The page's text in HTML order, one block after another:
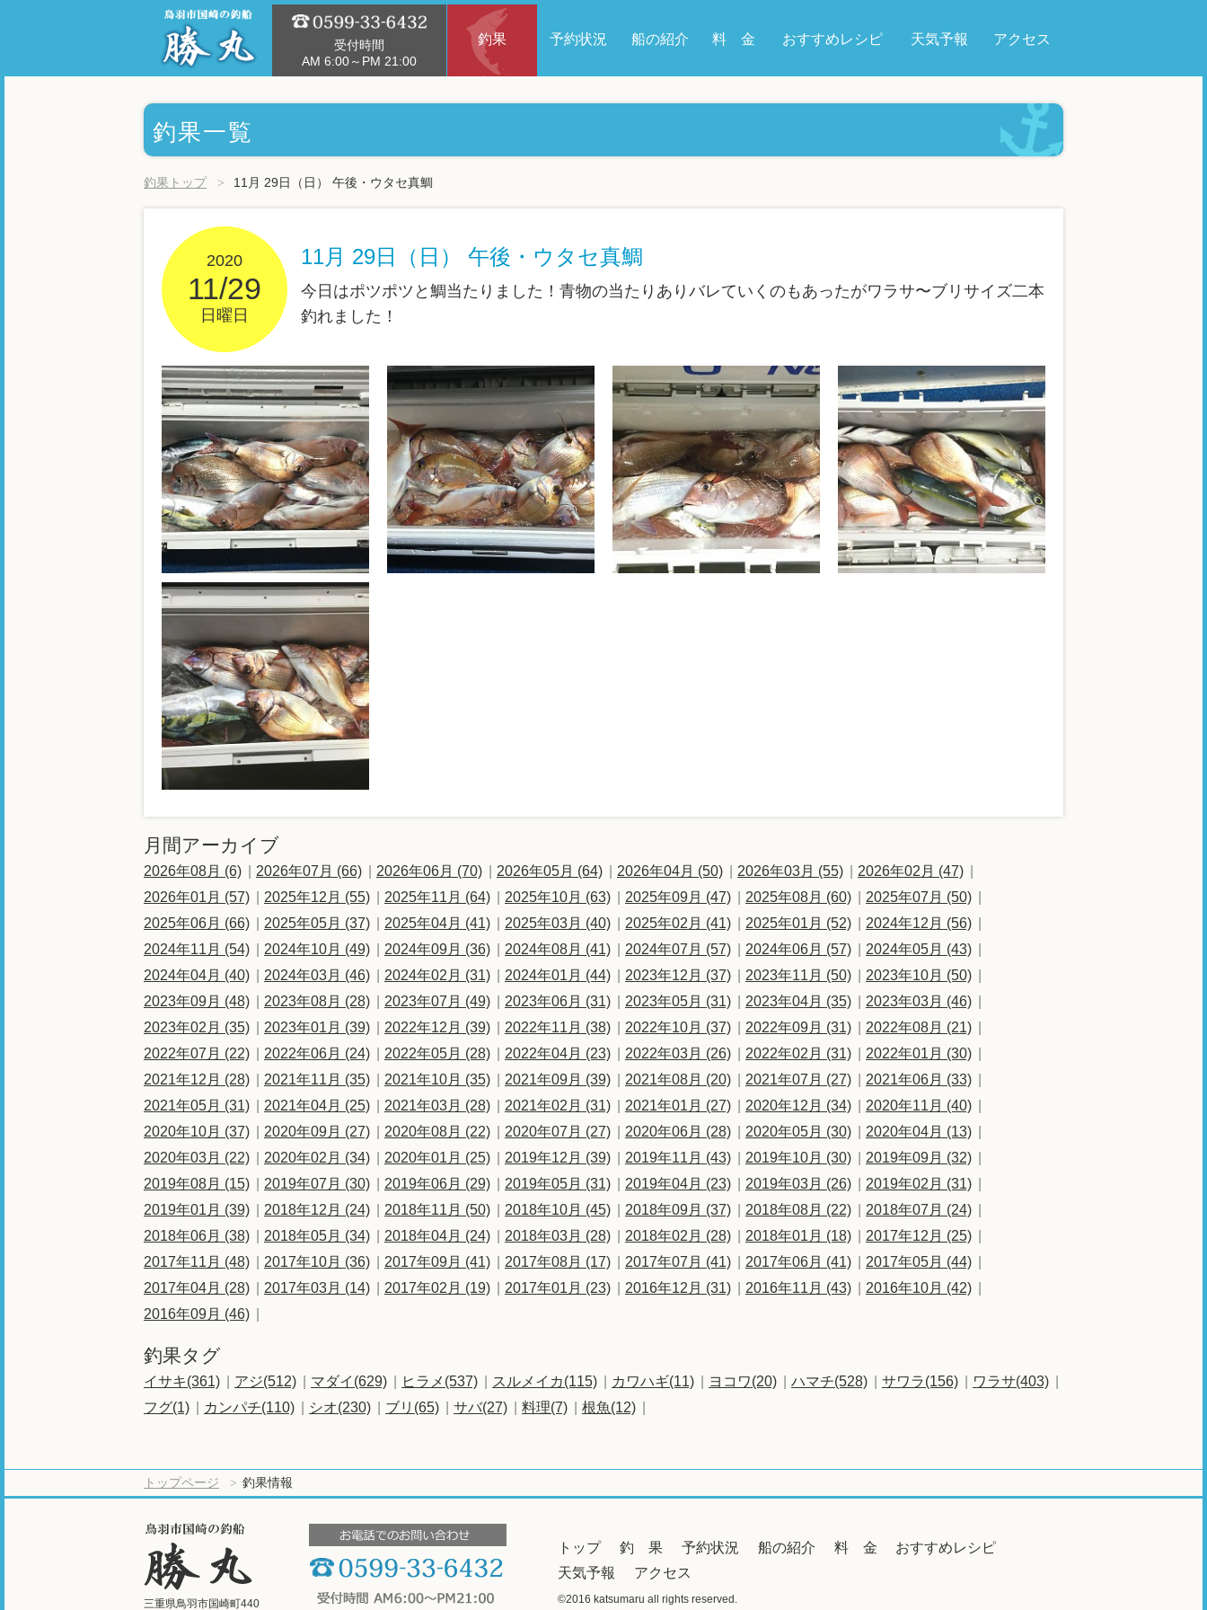
受付時間
AM 6:00～PM 21:00
釣果 予約状況 船の紹介 料 金 おすすめレシピ 天気予報 アクセス
釣果一覧
釣果トップ 11月 29日（日） 午後・ウタセ真鯛
2020
11/29
日曜日
11月 29日（日） 午後・ウタセ真鯛
今日はポツポツと鯛当たりました！青物の当たりありバレていくのもあったがワラサ〜ブリサイズ二本
釣れました！
月間アーカイブ
2026年08月 (6) 2026年07月 (66) 2026年06月 (70) 2026年05月 (64) 2026年04月 (50) 2026年03月 (55)
2026年02月 (47)
2026年01月 (57)
2025年12月 (55) 2025年11月 (64) 2025年10月 (63) 2025年09月 (47) 2025年08月 (60)
2025年07月 (50)
2025年06月 (66)
2025年05月 (37) 2025年04月 (41) 2025年03月 (40) 2025年02月 (41) 2025年01月 (52)
2024年12月 (56)
2024年11月 (54)
2024年10月 (49) 2024年09月 (36) 2024年08月 (41) 2024年07月 (57) 2024年06月 (57)
2024年05月 (43)
2024年04月 (40)
2024年03月 (46) 2024年02月 (31) 2024年01月 (44) 2023年12月 (37) 2023年11月 (50)
2023年10月 (50)
2023年09月 (48)
2023年08月 (28) 2023年07月 (49) 2023年06月 (31) 2023年05月 (31) 2023年04月 (35)
2023年03月 (46)
2023年02月 (35)
2023年01月 (39) 2022年12月 (39) 2022年11月 (38) 2022年10月 (37) 2022年09月 (31)
2022年08月 (21)
2022年07月 (22)
2022年06月 (24) 2022年05月 (28) 2022年04月 (23) 2022年03月 (26) 2022年02月 (31)
2022年01月 (30)
2021年12月 (28)
2021年11月 (35) 2021年10月 (35) 2021年09月 (39) 2021年08月 (20) 2021年07月 (27)
2021年06月 (33)
2021年05月 (31)
2021年04月 (25) 2021年03月 (28) 2021年02月 (31) 2021年01月 (27) 2020年12月 (34)
2020年11月 (40)
2020年10月 (37)
2020年09月 (27) 2020年08月 (22) 2020年07月 (27) 2020年06月 (28) 2020年05月 (30)
2020年04月 (13)
2020年03月 (22)
2020年02月 (34) 2020年01月 (25) 2019年12月 (39) 2019年11月 (43) 2019年10月 (30)
2019年09月 (32)
2019年08月 (15)
2019年07月 (30) 2019年06月 (29) 2019年05月 (31) 2019年04月 (23) 2019年03月 (26)
2019年02月 (31)
2019年01月 (39)
2018年12月 (24) 2018年11月 (50) 2018年10月 (45) 2018年09月 (37) 2018年08月 (22)
2018年07月 (24)
2018年06月 (38)
2018年05月 (34) 2018年04月 (24) 2018年03月 (28) 2018年02月 (28) 2018年01月 (18)
2017年12月 (25)
2017年11月 (48)
2017年10月 (36) 2017年09月 (41) 2017年08月 (17) 2017年07月 (41) 2017年06月 (41)
2017年05月 (44)
2017年04月 (28)
2017年03月 (14) 2017年02月 (19) 2017年01月 (23) 2016年12月 (31) 2016年11月 (43)
2016年10月 (42)
2016年09月 (46)
釣果タグ
イサキ(361) アジ(512) マダイ(629) ヒラメ(537) スルメイカ(115) カワハギ(11) ヨコワ(20) ハマチ(528) サワラ(156)
ワラサ(403)
フグ(1)
カンパチ(110) シオ(230) ブリ(65) サバ(27) 料理(7) 根魚(12)
トップページ 釣果情報
三重県鳥羽市国崎町440
トップ 釣 果 予約状況 船の紹介 料 金
おすすめレシピ
天気予報
アクセス
©2016 katsumaru all rights reserved.